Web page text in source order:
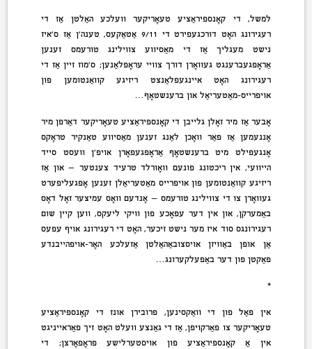
למשל, די קאָנספּיראַציע טעאָריקער וועלכע האַלטן אַז די
רעגירונג האָט דורכגעפירט די 9/11 אַטאַקעס, טענה’ן אַז ס’איז
נישט מעגליך אַז די מאַסיווע צווילינג טורעמס זענען
אַראָפּגעברענגט געוואָרן דורך צוויי עראָפּלאַנען; ס’מוז זיין אַז די
רעגירונג האָט איינגעפלאַנצט ריזיגע קוואַנטומען פון
אויפרייס-מאַטעריאַל און ברענשטאָף…
אָבער אַז מיר זאָלן גלייבן די קאָנספּיראַציע טעאָריקער דאַרפן מיר
אָננעמען אַז פאַר וואָכן לאַנג זענען מאַסיווע טאַנקיר טראָקס
אָנגעפילט מיט ברענשטאָף אַראָפּגעפאָרן אויפ’ן וועסט סייד
הייוועי, אין ריכטונג פונעם וואָורלד טרעיד צענטער — און אַז
ריזיגע קוואַנטומען פון אויפרייס מאַטעריאַלן זענען אָפּגעליפערט
געוואָרן צו די צווילינג טורעמס — אָנדעם וואָס עמיצער זאָל דאָס
באַמערקן, און אין דער עפּאָכע פון וויקי ליעקס, ווען קיין שום
רעגירונגס סוד איז מער נישט זיכער, האָט די רעגירונג אויף עפּעס
אַן אופן באַוויזן אויסצובאַהאַלטן אַזעלכע האָר-אויפהייבנדע
פאַקטן פון דער באַפעלקערונג…
*
אין פאַל פון די וואַקסינען, פּרובירן אונז די קאָנספּיראַציע
טעאָריקער צו פאַרקויפן, אַז די גאַנצע וועלט האָט זיך פאַראייניגט
אין אַ קאָנספּיראַציע פון אויסטערלישע פּראָפּאָרצן; די